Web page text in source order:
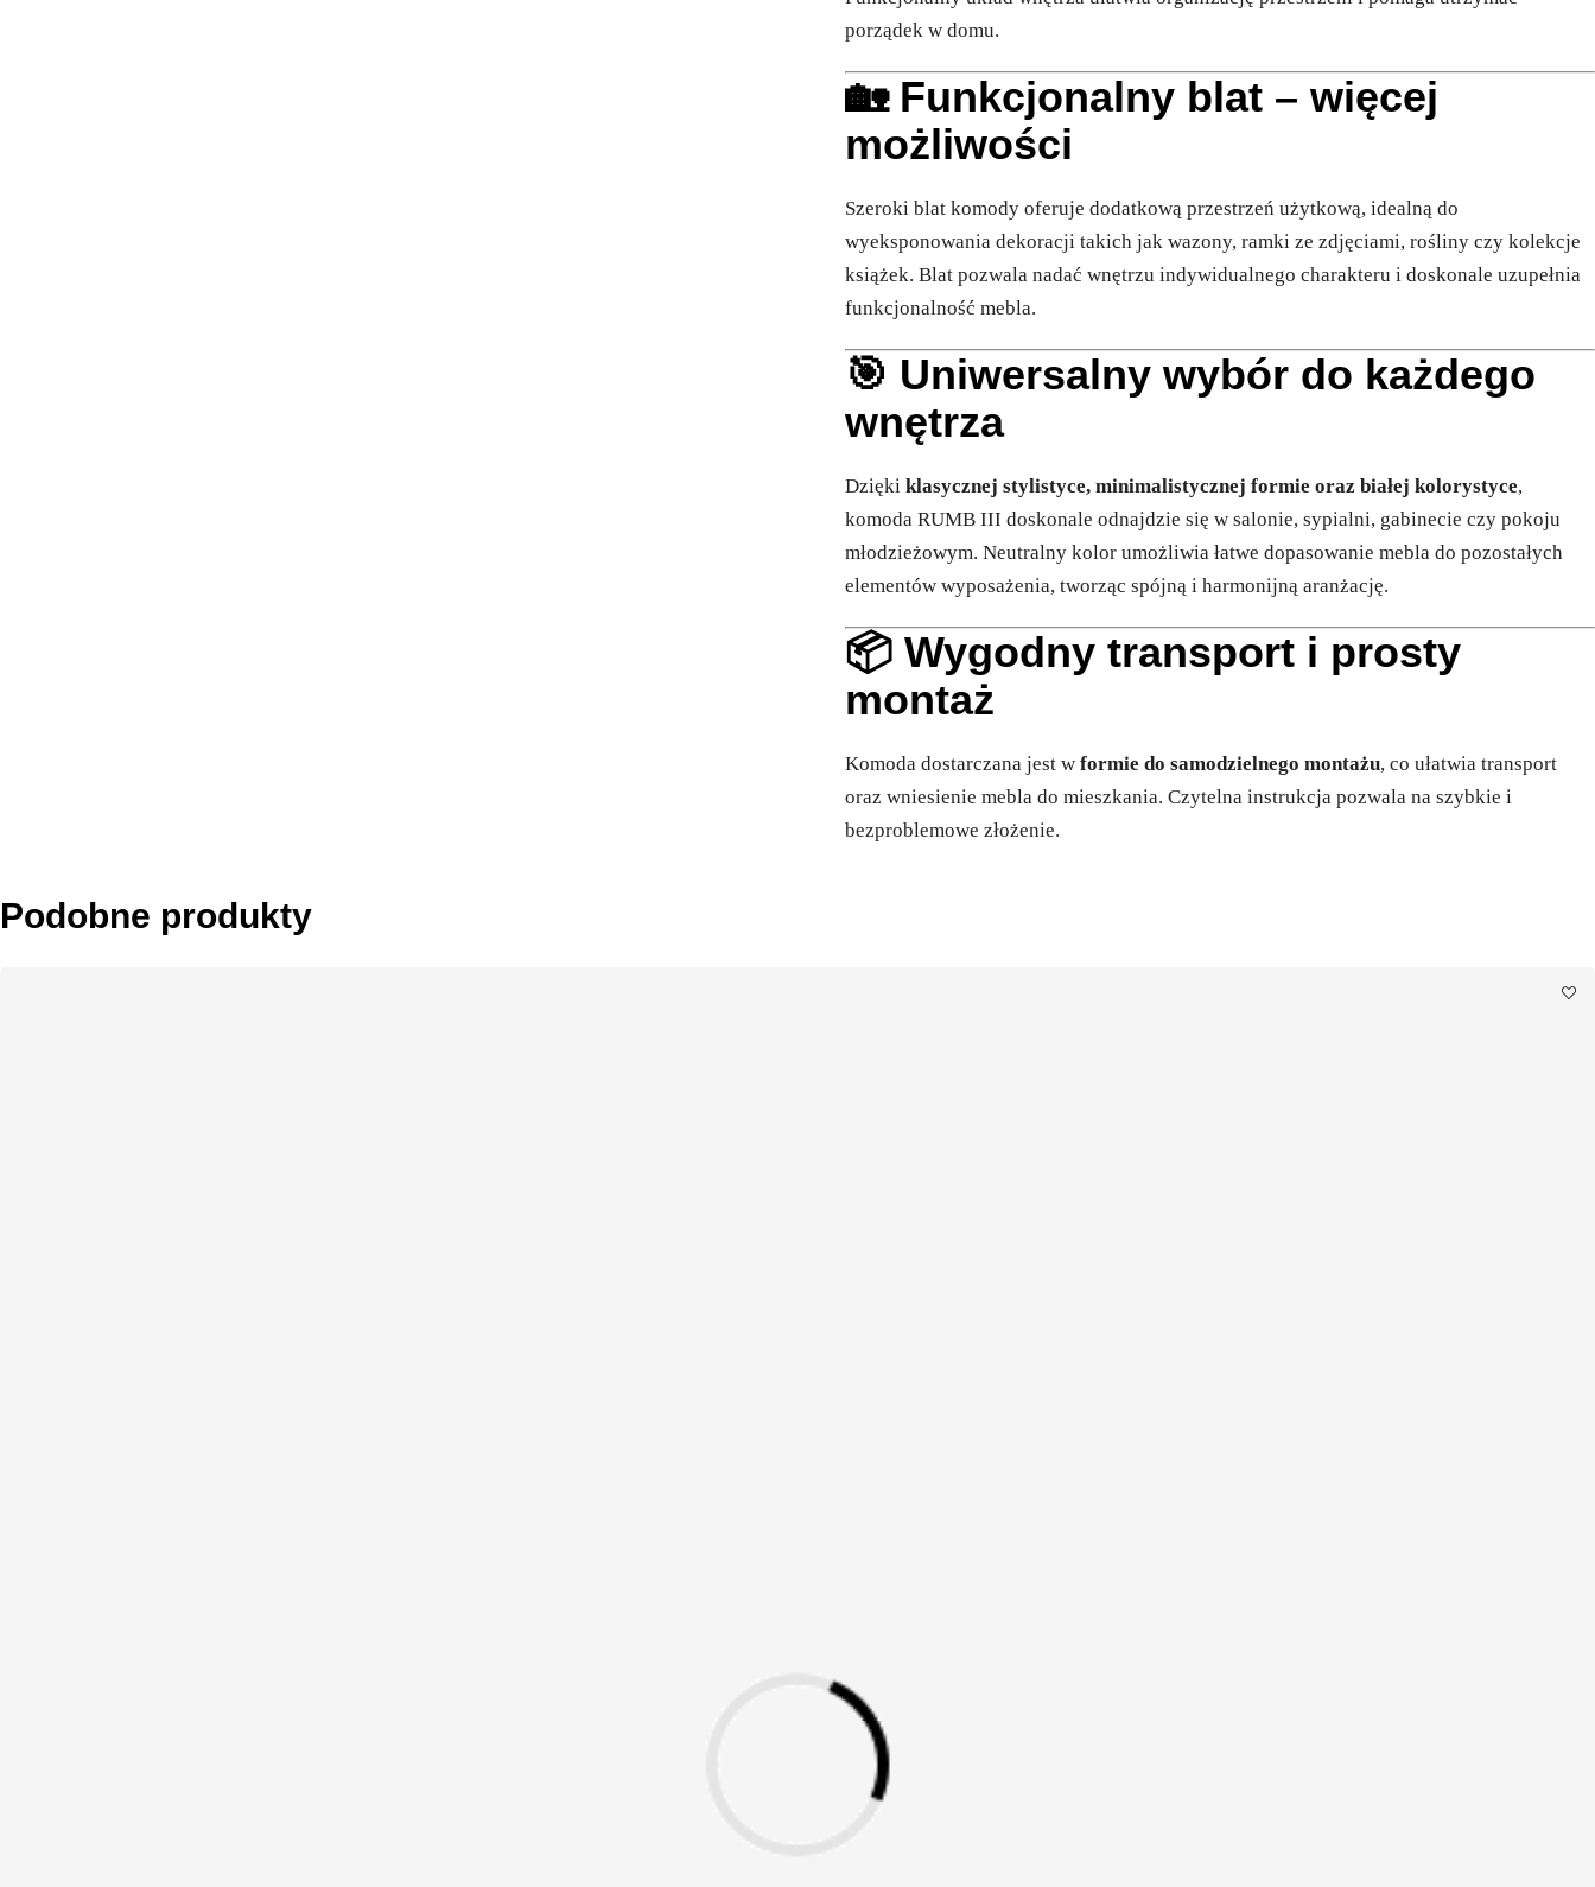
porządek w domu.
🏡 Funkcjonalny blat – więcej
możliwości
Szeroki blat komody oferuje dodatkową przestrzeń użytkową, idealną do
wyeksponowania dekoracji takich jak wazony, ramki ze zdjęciami, rośliny czy kolekcje
książek. Blat pozwala nadać wnętrzu indywidualnego charakteru i doskonale uzupełnia
funkcjonalność mebla.
🎯 Uniwersalny wybór do każdego
wnętrza
Dziękiklasycznej stylistyce, minimalistycznej formie oraz białej kolorystyce,
komoda RUMB III doskonale odnajdzie się w salonie, sypialni, gabinecie czy pokoju
młodzieżowym. Neutralny kolor umożliwia łatwe dopasowanie mebla do pozostałych
elementów wyposażenia, tworząc spójną i harmonijną aranżację.
📦 Wygodny transport i prosty
montaż
Komoda dostarczana jest wformie do samodzielnego montażu, co ułatwia transport
oraz wniesienie mebla do mieszkania. Czytelna instrukcja pozwala na szybkie i
bezproblemowe złożenie.
Podobne produkty